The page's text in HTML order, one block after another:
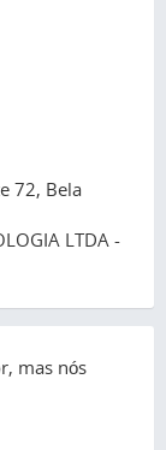
72, Bela
LTDA -
mas nós